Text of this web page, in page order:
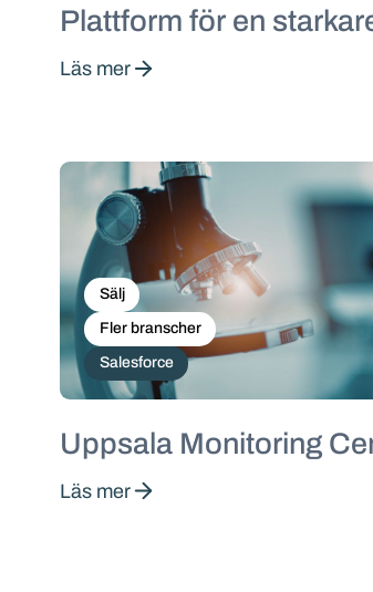
Plattform för en
säljorganisation
Läs mer
Sälj
Fler branscher
Salesforce
Uppsala Monitoring
Läs mer